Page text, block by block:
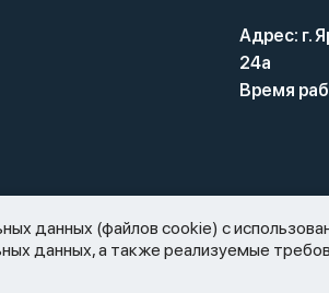
Адрес: г.
24а
Время
и оборота этилового спирта,
торговлю алкоголем. Все
данных (файлов cookie) с
данных, а также реализуемые